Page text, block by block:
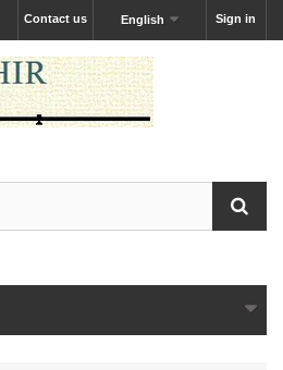
Sign in
English
Contact us